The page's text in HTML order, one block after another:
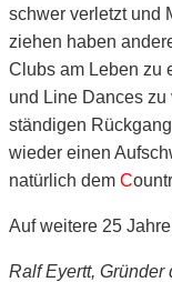
schwer verletzt und
ziehen haben
Clubs am Leben zu
und Line Dances
ständigen
wieder einen
natürlich dem C
Auf weitere 25
Ralf Eyertt, Gründer